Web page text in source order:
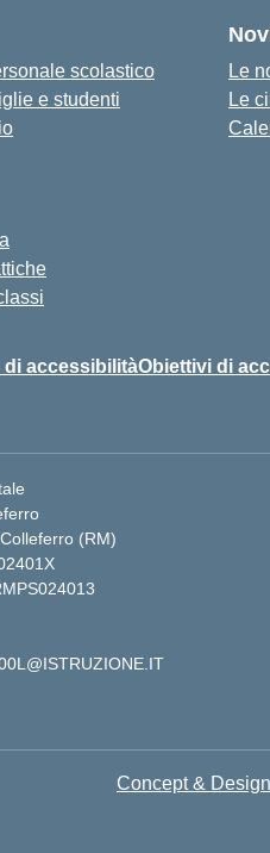
scolastico
e studenti
Le
Le
di accessibilitàObiettivi di
(RM)
Concept &